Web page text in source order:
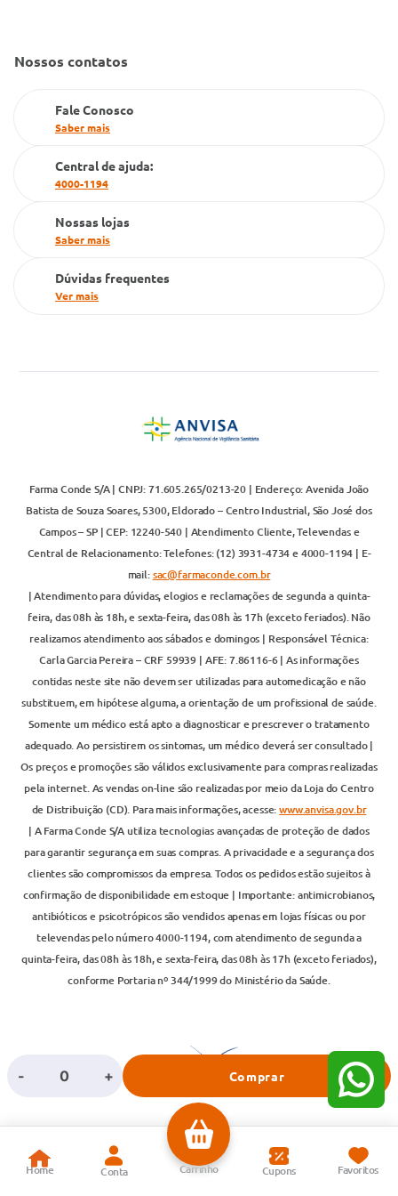
- + Comprar
Dúvidas Frequentes
Cartão Grupo Conde
Televendas
Nossos contatos
Fale Conosco
Saber mais
Central de ajuda:
4000-1194
Nossas lojas
Saber mais
Dúvidas frequentes
Ver mais
Farma Conde S/A | CNPJ: 71.605.265/0213-20 | Endereço: Avenida João
Batista de Souza Soares, 5300, Eldorado – Centro Industrial, São José dos
Campos – SP | CEP: 12240-540 | Atendimento Cliente, Televendas e
Central de Relacionamento: Telefones: (12) 3931-4734 e 4000-1194 | E-
mail:sac@farmaconde.com.br
| Atendimento para dúvidas, elogios e reclamações de segunda a quinta-
feira, das 08h às 18h, e sexta-feira, das 08h às 17h (exceto feriados). Não
realizamos atendimento aos sábados e domingos | Responsável Técnica:
Carla Garcia Pereira – CRF 59939 | AFE: 7.86116-6 | As informações
contidas neste site não devem ser utilizadas para automedicação e não
substituem, em hipótese alguma, a orientação de um profissional de saúde.
Somente um médico está apto a diagnosticar e prescrever o tratamento
adequado. Ao persistirem os sintomas, um médico deverá ser consultado |
Os preços e promoções são válidos exclusivamente para compras realizadas
pela internet. As vendas on-line são realizadas por meio da Loja do Centro
de Distribuição (CD). Para mais informações, acesse:www.anvisa.gov.br
| A Farma Conde S/A utiliza tecnologias avançadas de proteção de dados
para garantir segurança em suas compras. A privacidade e a segurança dos
clientes são compromissos da empresa. Todos os pedidos estão sujeitos à
confirmação de disponibilidade em estoque | Importante: antimicrobianos,
antibióticos e psicotrópicos são vendidos apenas em lojas físicas ou por
televendas pelo número 4000-1194, com atendimento de segunda a
quinta-feira, das 08h às 18h, e sexta-feira, das 08h às 17h (exceto feriados),
conforme Portaria nº 344/1999 do Ministério da Saúde.